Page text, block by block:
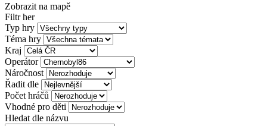
Zobrazit na mapě
Filtr her
Typ hry
Téma hry
Kraj
Operátor
Náročnost
Řadit dle
Počet hráčů
Vhodné pro děti
Hledat dle názvu